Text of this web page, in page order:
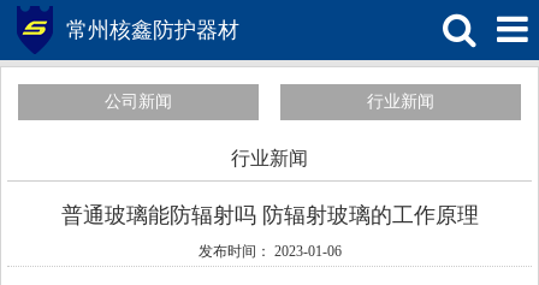
常州核鑫防护器材
公司新闻 行业新闻
行业新闻
普通玻璃能防辐射吗 防辐射玻璃的工作原理
发布时间： 2023-01-06